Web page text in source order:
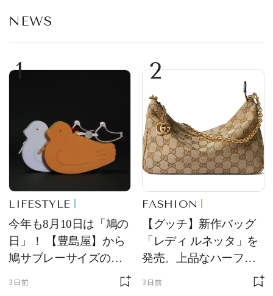
NEWS
1
LIFESTYLE
今年も8月10日は「鳩の
日」！ 【豊島屋】から
鳩サブレーサイズのポ
ーチ「はとっこ」を限
3日前
2
FASHION
【グッチ】新作バッグ
「レディ ルネッタ」を
発売。上品なハーフム
ーン型がスタイリング
3日前